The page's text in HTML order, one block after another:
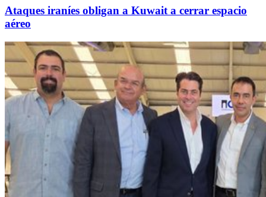
Ataques iraníes obligan a Kuwait a cerrar espacio
aéreo